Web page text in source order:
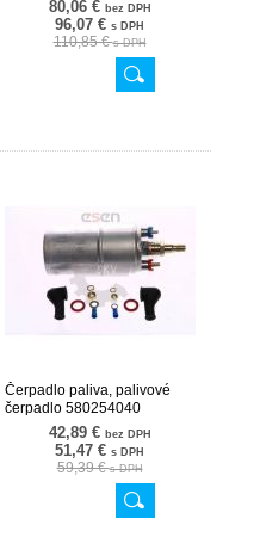
80,06 € bez DPH
96,07 € s DPH
110,85 €s DPH
Čerpadlo paliva, palivové
čerpadlo 580254040
02SKV25042,89 € bez DPH
51,47 € s DPH
59,39 €s DPH